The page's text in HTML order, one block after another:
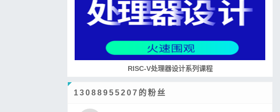
RISC-V处理器设计系列课程
13088955207的粉丝